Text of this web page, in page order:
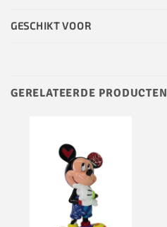
GESCHIKT VOOR
GERELATEERDE PRODUCTEN